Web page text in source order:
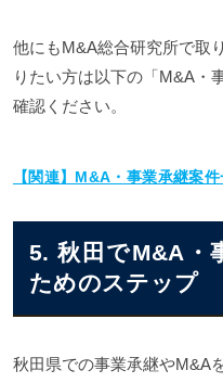
他にもM&A総合研究所で取
りたい方は以下の「M&A・
確認ください。
【関連】M&A・事業承継案
5. 秋田でM&A・
ためのステップ
秋田県での事業承継やM&A